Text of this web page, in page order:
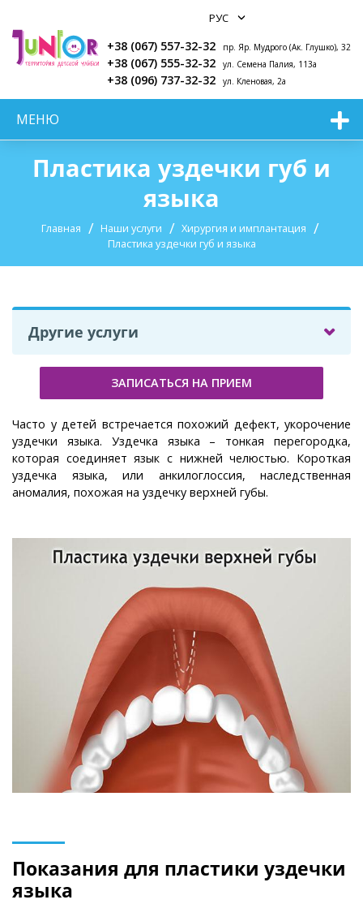
+38 (067) 557-32-32 пр. Яр. Мудрого (Ак. Глушко), 32
+38 (067) 555-32-32 ул. Семена Палия, 113а
+38 (096) 737-32-32 ул. Кленовая, 2а
МЕНЮ
Пластика уздечки губ и
языка
Главная Наши услуги
Хирургия и имплантация
Пластика уздечки губ и языка
Другие услуги
ЗАПИСАТЬСЯ НА ПРИЕМ
Часто у детей встречается похожий дефект, укорочение
уздечки языка. Уздечка языка – тонкая перегородка,
которая соединяет язык с нижней челюстью. Короткая
уздечка языка, или анкилоглоссия, наследственная
аномалия, похожая на уздечку верхней губы.
Показания для пластики уздечки
языка